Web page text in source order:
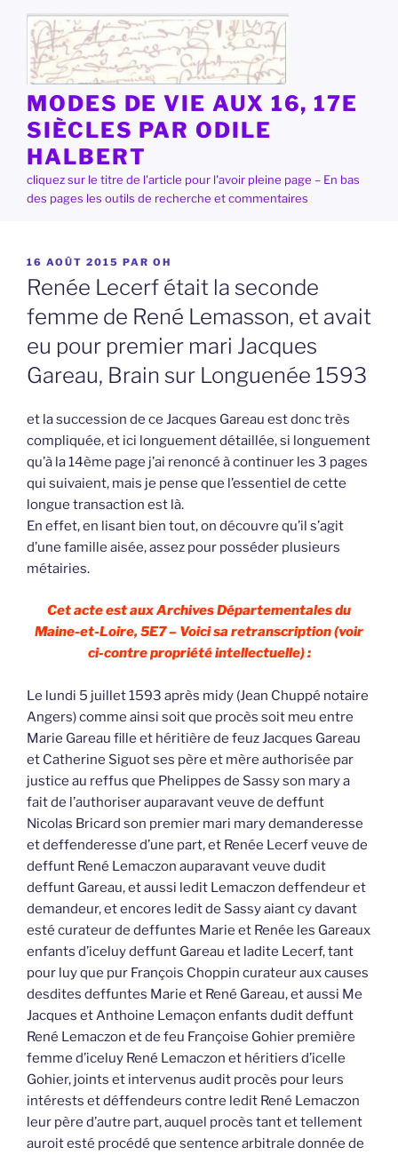
contenu
principal
MODES DE VIE AUX 16, 17E
SIÈCLES PAR ODILE
HALBERT
cliquez sur le titre de l'article pour l'avoir pleine page – En bas
des pages les outils de recherche et commentaires
PUBLIÉ
LE
16 AOÛT 2015 PAR OH
Renée Lecerf était la seconde
femme de René Lemasson, et avait
eu pour premier mari Jacques
Gareau, Brain sur Longuenée 1593
et la succession de ce Jacques Gareau est donc très
compliquée, et ici longuement détaillée, si longuement
qu’à la 14ème page j’ai renoncé à continuer les 3 pages
qui suivaient, mais je pense que l’essentiel de cette
longue transaction est là.
En effet, en lisant bien tout, on découvre qu’il s’agit
d’une famille aisée, assez pour posséder plusieurs
métairies.
Cet acte est aux Archives Départementales du
Maine-et-Loire, 5E7 – Voici sa retranscription (voir
ci-contre propriété intellectuelle) :
Le lundi 5 juillet 1593 après midy (Jean Chuppé notaire
Angers) comme ainsi soit que procès soit meu entre
Marie Gareau fille et héritière de feuz Jacques Gareau
et Catherine Siguot ses père et mère authorisée par
justice au reffus que Phelippes de Sassy son mary a
fait de l’authoriser auparavant veuve de deffunt
Nicolas Bricard son premier mari mary demanderesse
et deffenderesse d’une part, et Renée Lecerf veuve de
deffunt René Lemaczon auparavant veuve dudit
deffunt Gareau, et aussi ledit Lemaczon deffendeur et
demandeur, et encores ledit de Sassy aiant cy davant
esté curateur de deffuntes Marie et Renée les Gareaux
enfants d’iceluy deffunt Gareau et ladite Lecerf, tant
pour luy que pur François Choppin curateur aux causes
desdites deffuntes Marie et René Gareau, et aussi Me
Jacques et Anthoine Lemaçon enfants dudit deffunt
René Lemaczon et de feu Françoise Gohier première
femme d’iceluy René Lemaczon et héritiers d’icelle
Gohier, joints et intervenus audit procès pour leurs
intérests et déffendeurs contre ledit René Lemaczon
leur père d’autre part, auquel procès tant et tellement
auroit esté procédé que sentence arbitrale donnée de